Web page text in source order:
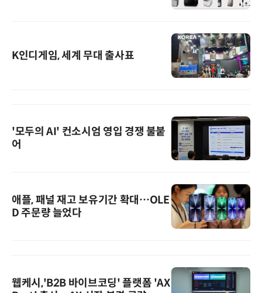
K인디게임, 세계 무대 출사표
'모두의 AI' 컨소시엄 영입 경쟁 불붙
어
애플, 패널 재고 보유기간 확대…OLE
D 주문량 늘었다
웹케시,'B2B 바이브코딩' 플랫폼 'AX